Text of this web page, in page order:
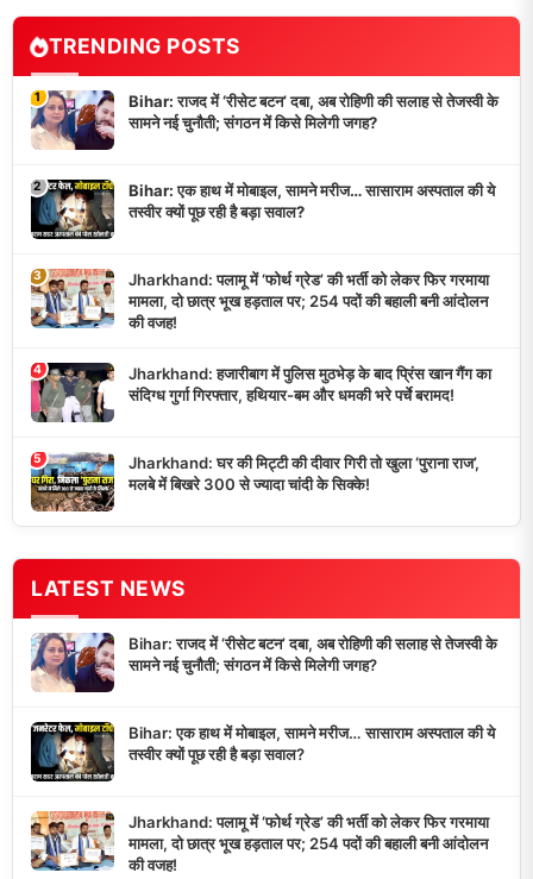
TRENDING POSTS
1
Bihar: राजद में ‘रीसेट बटन’ दबा, अब रोहिणी की सलाह से तेजस्वी के
सामने नई चुनौती; संगठन में किसे मिलेगी जगह?
2
Bihar: एक हाथ में मोबाइल, सामने मरीज… सासाराम अस्पताल की ये
तस्वीर क्यों पूछ रही है बड़ा सवाल?
3
Jharkhand: पलामू में ‘फोर्थ ग्रेड’ की भर्ती को लेकर फिर गरमाया
मामला, दो छात्र भूख हड़ताल पर; 254 पदों की बहाली बनी आंदोलन
की वजह!
4
Jharkhand: हजारीबाग में पुलिस मुठभेड़ के बाद प्रिंस खान गैंग का
संदिग्ध गुर्गा गिरफ्तार, हथियार-बम और धमकी भरे पर्चे बरामद!
5
Jharkhand: घर की मिट्टी की दीवार गिरी तो खुला ‘पुराना राज’,
मलबे में बिखरे 300 से ज्यादा चांदी के सिक्के!
LATEST NEWS
Bihar: राजद में ‘रीसेट बटन’ दबा, अब रोहिणी की सलाह से तेजस्वी के
सामने नई चुनौती; संगठन में किसे मिलेगी जगह?
Bihar: एक हाथ में मोबाइल, सामने मरीज… सासाराम अस्पताल की ये
तस्वीर क्यों पूछ रही है बड़ा सवाल?
Jharkhand: पलामू में ‘फोर्थ ग्रेड’ की भर्ती को लेकर फिर गरमाया
मामला, दो छात्र भूख हड़ताल पर; 254 पदों की बहाली बनी आंदोलन
की वजह!